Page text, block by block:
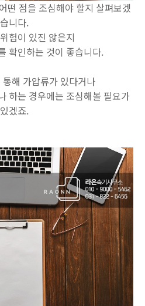
떤 점을 조심해야 할지 살펴보겠
습니다.
험이 있진 않은지
확인하는 것이 좋습니다.
해 가압류가 있다거나
하는 경우에는 조심해볼 필요가
있겠죠.